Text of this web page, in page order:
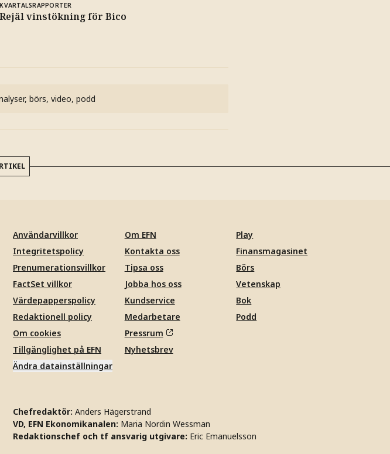
KVARTALSRAPPORTER
Rejäl vinstökning för Bico
börs, video, podd
Användarvillkor
Integritetspolicy
Prenumerationsvillkor
FactSet villkor
Värdepapperspolicy
Redaktionell policy
Om cookies
Tillgänglighet på EFN
Ändra datainställningar
Om EFN
Kontakta oss
Tipsa oss
Jobba hos oss
Kundservice
Medarbetare
Pressrum
Nyhetsbrev
Play
Finansmagasinet
Börs
Vetenskap
Bok
Podd
Chefredaktör: Anders Hägerstrand
VD, EFN Ekonomikanalen: Maria Nordin Wessman
Redaktionschef och tf ansvarig utgivare: Eric Emanuelsson